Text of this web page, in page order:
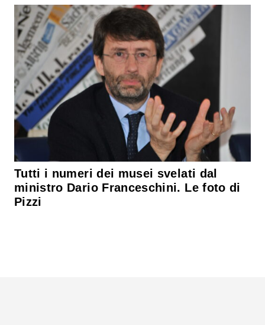
Tutti i numeri dei musei svelati dal
ministro Dario Franceschini. Le foto di
Pizzi